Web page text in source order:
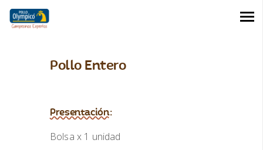
Pollo Entero
Presentación:
Bolsa x 1 unidad